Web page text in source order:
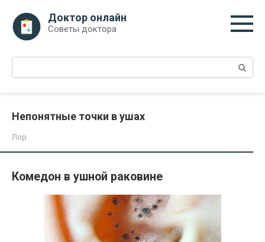
контенту
Доктор онлайн
Советы доктора
Поиск:
Непонятные точки в ушах
Лор
Комедон в ушной раковине